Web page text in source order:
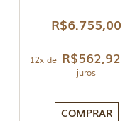
R$6.755,00
12x de R$562,92
juros
COMPRAR